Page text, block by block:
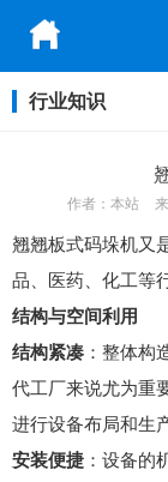
行业知识
作者： 本站
翘翘板式码垛机又
品、医药、化工等
结构与空间利用
结构紧凑 ：整体构
代工厂来说尤为重
进行设备布局和生
安装便捷 ：设备的